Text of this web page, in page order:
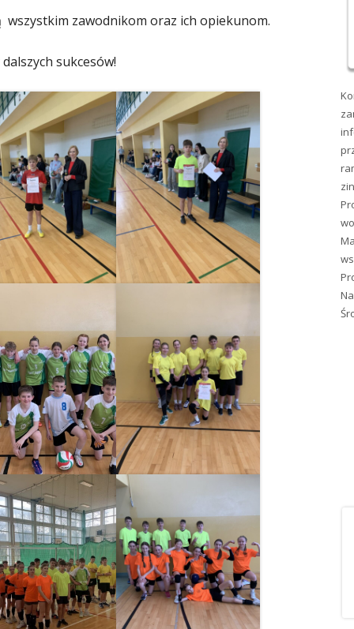
zawodnikom oraz ich opiekunom.
sukcesów!